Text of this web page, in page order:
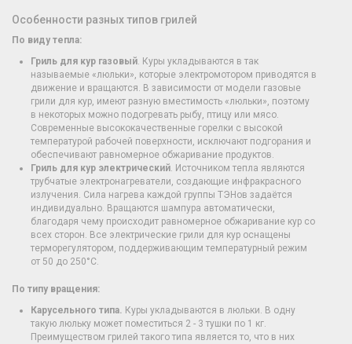
Особенности разных типов грилей
По виду тепла:
Гриль для кур газовый. Куры укладываются в так
называемые «люльки», которые электромотором приводятся в
движение и вращаются. В зависимости от модели газовые
грили для кур, имеют разную вместимость «люльки», поэтому
в некоторых можно подогревать рыбу, птицу или мясо.
Современные высококачественные горелки с высокой
температурой рабочей поверхности, исключают подгорания и
обеспечивают равномерное обжаривание продуктов.
Гриль для кур электрический. Источником тепла являются
трубчатые электронагреватели, создающие инфракрасного
излучения. Сила нагрева каждой группы ТЭНов задаётся
индивидуально. Вращаются шампура автоматически,
благодаря чему происходит равномерное обжаривание кур со
всех сторон. Все электрические грили для кур оснащены
терморегулятором, поддерживающим температурный режим
от 50 до 250°C.
По типу вращения:
Карусельного типа. Куры укладываются в люльки. В одну
такую люльку может поместиться 2 - 3 тушки по 1 кг.
Преимуществом грилей такого типа является то, что в них